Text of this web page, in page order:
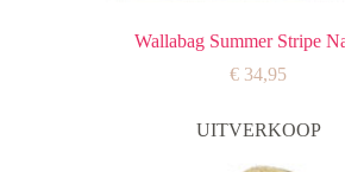
Wallabag Summer Stripe
€ 34,95
UITVERKOOP